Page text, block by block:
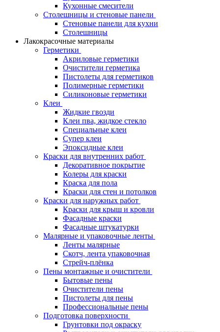
Кухонные смесители
Столешницы и стеновые панели
Стеновые панели для кухни
Столешницы
Лакокрасочные материалы
Герметики
Акриловые герметики
Очистители герметика
Пистолеты для герметиков
Полимерные герметики
Силиконовые герметики
Клеи
Жидкие гвозди
Клеи пва, жидкое стекло
Специальные клеи
Супер клеи
Эпоксидные клеи
Краски для внутренних работ
Декоративное покрытие
Колеры для краски
Краска для пола
Краски для стен и потолков
Краски для наружных работ
Краски для крыш и кровли
Фасадные краски
Фасадные штукатурки
Малярные и упаковочные ленты
Ленты малярные
Скотч, лента упаковочная
Стрейч-плёнка
Пены монтажные и очистители
Бытовые пены
Очистители пены
Пистолеты для пены
Профессиональные пены
Подготовка поверхности
Грунтовки под окраску